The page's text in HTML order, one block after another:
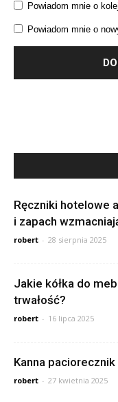
Powiadom mnie o
Powiadom mnie o
Ręczniki hotelowe
i zapach
robert - 28 sierpnia 2025
Jakie kółka do
trwałość?
robert - 16 lipca 2025
Kanna
robert - 27 kwietnia 2025